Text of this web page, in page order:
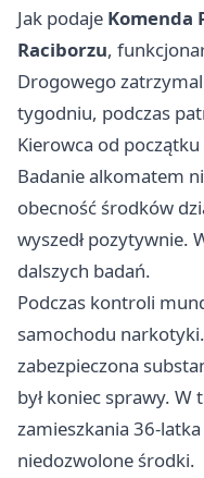
Jak podaje Komenda
Raciborzu,
Drogowego
tygodniu, podczas
Kierowca od
Badanie alkomatem
obecność środków
wyszedł pozytywnie.
dalszych badań.
Podczas kontroli
samochodu
zabezpieczona
był koniec sprawy. W
zamieszkania 36-
niedozwolone środki.